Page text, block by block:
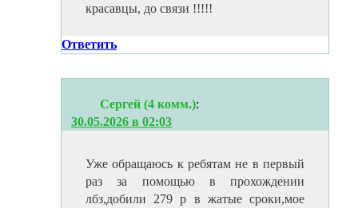
красавцы, до связи !!!!!
Ответить
Сергей (4 комм.):
30.05.2026 в 02:03
Уже обращаюсь к ребятам не в первый
раз за помощью в прохождении
лбз,добили 279 р в жатые сроки,мое